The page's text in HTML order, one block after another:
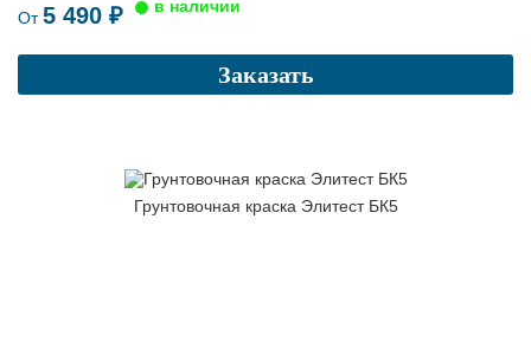
От5 490 ₽
Заказать
Грунтовочная краска Элитест БК5